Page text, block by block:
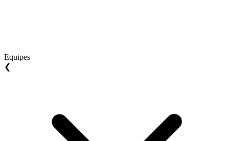
Equipes
❮